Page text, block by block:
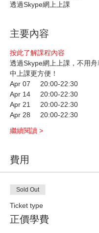
透過Skype網上上課
主要內容
按此了解課程內容
透過Skype網上上課，不用
中上課更方便！
Apr 07     20:00-22:30
Apr 14     20:00-22:30
Apr 21     20:00-22:30
Apr 28     20:00-22:30
繼續閱讀 >
費用
Sold Out
Ticket type
正價學費